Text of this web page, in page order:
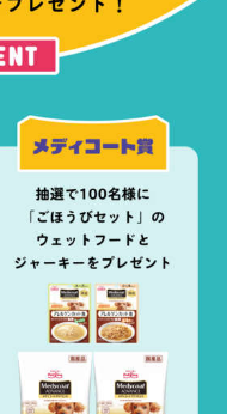
ード済みの方
く